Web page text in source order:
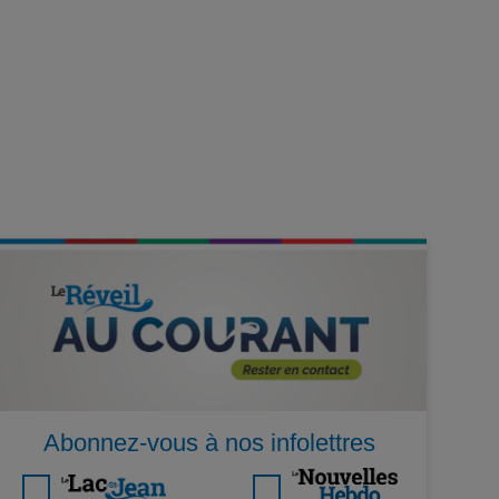
Abonnez-vous à nos infolettres